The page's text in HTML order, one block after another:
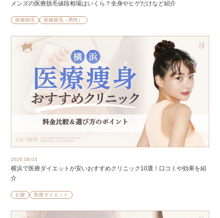
メンズの医療脱毛値段相場はいくら？全身やヒゲだけなど紹介
医療脱毛 医療脱毛（男性）
2026.08.03
横浜で医療ダイエットが安いおすすめクリニック10選！口コミや効果を紹
介
お腹 医療ダイエット